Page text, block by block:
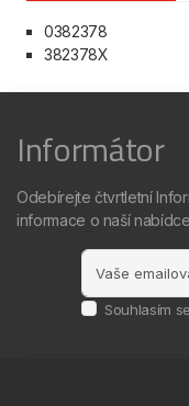
0382378
382378X
Informátor
Odebírejte čtvrtletní
informace o naší
Souhlasím se